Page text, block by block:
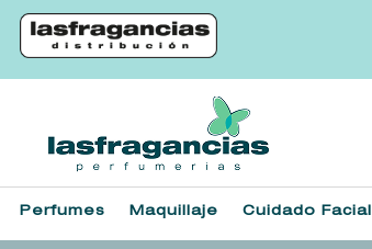
Perfumes Maquillaje Cuidado Facial